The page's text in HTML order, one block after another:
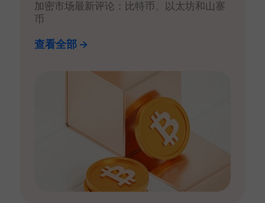
加密市场最新评论：比特币、以太坊和山寨
币
查看全部